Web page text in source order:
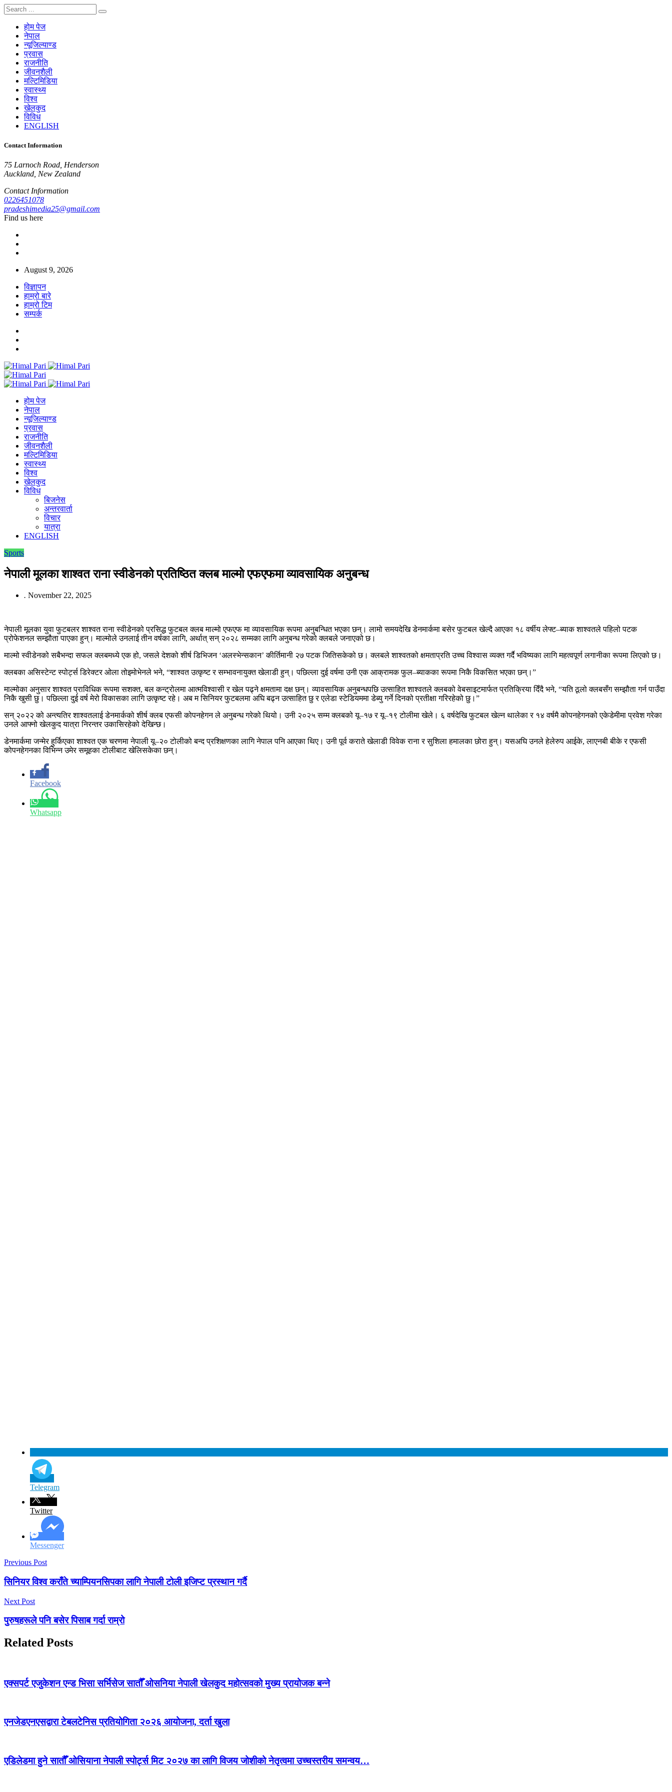
होम पेज
नेपाल
न्यूजिल्याण्ड
प्रवास
राजनीति
जीवनशैली
मल्टिमिडिया
स्वास्थ्य
विश्व
खेलकुद
विविध
ENGLISH
Contact Information
75 Larnoch Road, Henderson
Auckland, New Zealand
Contact Information
0226451078
pradeshimedia25@gmail.com
Find us here
August 9, 2026
विज्ञापन
हाम्रो बारे
हाम्रो टिम
सम्पर्क
होम पेज
नेपाल
न्यूजिल्याण्ड
प्रवास
राजनीति
जीवनशैली
मल्टिमिडिया
स्वास्थ्य
विश्व
खेलकुद
विविध
बिजनेस
अन्तरवार्ता
विचार
यात्रा
ENGLISH
Sports
नेपाली मूलका शाश्वत राना स्वीडेनको प्रतिष्ठित क्लब माल्मो एफएफमा व्यावसायिक अनुबन्ध
. November 22, 2025
नेपाली मूलका युवा फुटबलर शाश्वत राना स्वीडेनको प्रसिद्ध फुटबल क्लब माल्मो एफएफ मा व्यावसायिक रूपमा अनुबन्धित भएका छन्। लामो समयदेखि डेनमार्कमा बसेर फुटबल खेल्दै आएका १८ वर्षीय लेफ्ट–ब्याक शाश्वतले पहिलो पटक
प्रोफेशनल सम्झौता पाएका हुन्। माल्मोले उनलाई तीन वर्षका लागि, अर्थात् सन् २०२८ सम्मका लागि अनुबन्ध गरेको क्लबले जनाएको छ।
माल्मो स्वीडेनको सबैभन्दा सफल क्लबमध्ये एक हो, जसले देशको शीर्ष डिभिजन ‘अलस्भेन्सकान’ कीर्तिमानी २७ पटक जितिसकेको छ। क्लबले शाश्वतको क्षमताप्रति उच्च विश्वास व्यक्त गर्दै भविष्यका लागि महत्वपूर्ण लगानीका रूपमा लिएको छ।
क्लबका असिस्टेन्ट स्पोर्ट्स डिरेक्टर ओला तोइमोभेनले भने, “शाश्वत उत्कृष्ट र सम्भावनायुक्त खेलाडी हुन्। पछिल्ला दुई वर्षमा उनी एक आक्रामक फुल–ब्याकका रूपमा निकै विकसित भएका छन्।”
माल्मोका अनुसार शाश्वत प्राविधिक रूपमा सशक्त, बल कन्ट्रोलमा आत्मविश्वासी र खेल पढ्ने क्षमतामा दक्ष छन्। व्यावसायिक अनुबन्धपछि उत्साहित शाश्वतले क्लबको वेबसाइटमार्फत प्रतिक्रिया दिँदै भने, “यति ठूलो क्लबसँग सम्झौता गर्न पाउँदा
निकै खुसी छु। पछिल्ला दुई वर्ष मेरो विकासका लागि उत्कृष्ट रहे। अब म सिनियर फुटबलमा अघि बढ्न उत्साहित छु र एलेडा स्टेडियममा डेब्यु गर्ने दिनको प्रतीक्षा गरिरहेको छु।”
सन् २०२२ को अन्त्यतिर शाश्वतलाई डेनमार्कको शीर्ष क्लब एफसी कोपनहेगन ले अनुबन्ध गरेको थियो। उनी २०२५ सम्म क्लबको यू–१७ र यू–१९ टोलीमा खेले। ६ वर्षदेखि फुटबल खेल्न थालेका र १४ वर्षमै कोपनहेगनको एकेडेमीमा प्रवेश गरेका
उनले आफ्नो खेलकुद यात्रा निरन्तर उकासिरहेको देखिन्छ।
डेनमार्कमा जन्मेर हुर्किएका शाश्वत एक चरणमा नेपाली यू–२० टोलीको बन्द प्रशिक्षणका लागि नेपाल पनि आएका थिए। उनी पूर्व कराते खेलाडी विवेक राना र सुशिला हमालका छोरा हुन्। यसअघि उनले हेलेरुप आईके, लाएनबी बीके र एफसी
कोपनहेगनका विभिन्न उमेर समूहका टोलीबाट खेलिसकेका छन्।
Facebook
Whatsapp
Telegram
Twitter
Messenger
Previous Post
सिनियर विश्व कराँते च्याम्पियनसिपका लागि नेपाली टोली इजिप्ट प्रस्थान गर्दै
Next Post
पुरुषहरूले पनि बसेर पिसाब गर्दा राम्रो
Related Posts
एक्सपर्ट एजुकेशन एन्ड भिसा सर्भिसेज सातौँ ओसनिया नेपाली खेलकुद महोत्सवको मुख्य प्रायोजक बन्ने
एनजेडएनएसद्वारा टेबलटेनिस प्रतियोगिता २०२६ आयोजना, दर्ता खुला
एडिलेडमा हुने सातौँ ओसियाना नेपाली स्पोर्ट्स मिट २०२७ का लागि विजय जोशीको नेतृत्वमा उच्चस्तरीय समन्वय…